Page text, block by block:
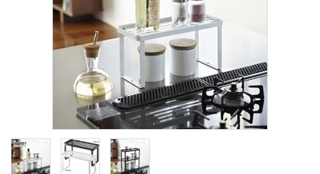
カテゴリーから探す
ガイドライン